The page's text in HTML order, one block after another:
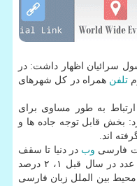
سرائیان اظهار داشت: در
تلفن همراه در كل شهرهای
ارتباط به طور مساوی برای
بخش قابل توجه جاده ها و
اند.
فارسی وب در دنیا تا سقف
دو درصدی اطلاع داد و اضافه كرد: این عدد در سال قبل ۱، ۲ درصد
بین الملل زبان فارسی